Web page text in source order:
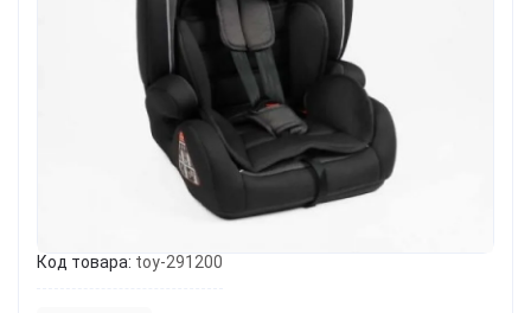
Код товара: toy-291200